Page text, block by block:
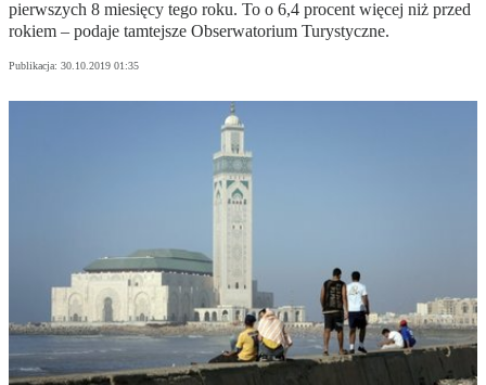
pierwszych 8 miesięcy tego roku. To o 6,4 procent więcej niż przed
rokiem – podaje tamtejsze Obserwatorium Turystyczne.
Publikacja: 30.10.2019 01:35